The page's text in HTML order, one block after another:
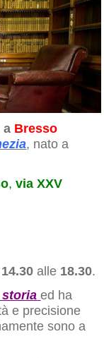
a Bresso
, nato a
,via XXV
14.30 alle 18.30.
storia ed ha
e precisione
sono a